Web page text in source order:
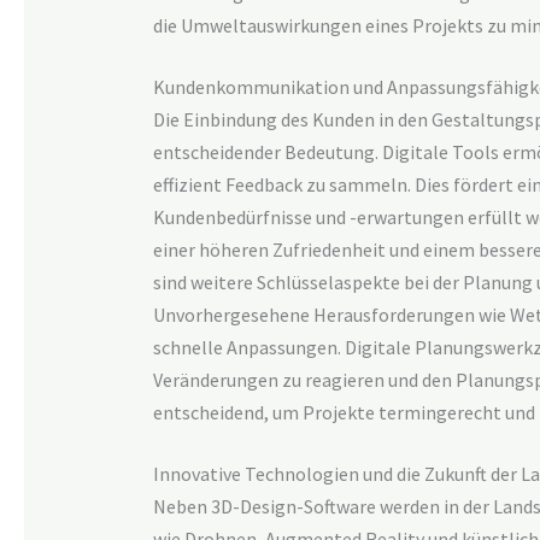
die Umweltauswirkungen eines Projekts zu
Kundenkommunikation und
Die Einbindung des Kunden in den
entscheidender Bedeutung. Digitale Tools
effizient Feedback zu sammeln. Dies fördert
Kundenbedürfnisse und -erwartungen erfüllt
einer höheren Zufriedenheit und einem
sind weitere Schlüsselaspekte bei der
Unvorhergesehene Herausforderungen wie
schnelle Anpassungen. Digitale
Veränderungen zu reagieren und den
entscheidend, um Projekte termingerecht
Innovative Technologien und die Zukunft der
Neben 3D-Design-Software werden in der